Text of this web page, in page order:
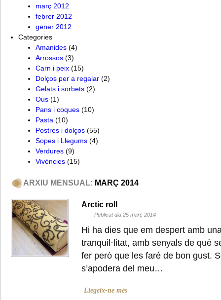
març 2012
febrer 2012
gener 2012
Categories
Amanides (4)
Arrossos (3)
Carn i peix (15)
Dolços per a regalar (2)
Gelats i sorbets (2)
Ous (1)
Pans i coques (10)
Pasta (10)
Postres i dolços (55)
Sopes i Llegums (4)
Verdures (9)
Vivències (15)
ARXIU MENSUAL: MARÇ 2014
Arctic roll
Publicat dia 25 març 2014
Hi ha dies que em despert amb
tranquil·litat, amb senyals de què
fer però que les faré de bon gust.
s’apodera del meu…
Llegeix-ne més